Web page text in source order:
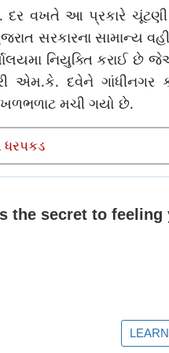
દર વખતે આ પ્રકારે
સરકારના સામાન્ય
નિયુક્તિ કરાઈ છે
એમ.કે. દવેને ગાંધીનગર
ખળભળાટ મચી ગયો છે.
ધરપકડ